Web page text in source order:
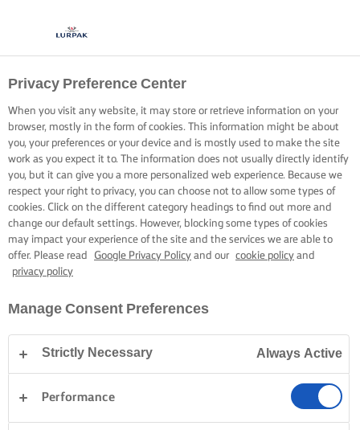
Privacy Preference Center
When you visit any website, it may store or retrieve information on your
browser, mostly in the form of cookies. This information might be about
you, your preferences or your device and is mostly used to make the site
work as you expect it to. The information does not usually directly identify
you, but it can give you a more personalized web experience. Because we
respect your right to privacy, you can choose not to allow some types of
cookies. Click on the different category headings to find out more and
change our default settings. However, blocking some types of cookies
may impact your experience of the site and the services we are able to
offer. Please read
Google Privacy Policy and our cookie policy and
privacy policy
Manage Consent Preferences
Strictly Necessary Always Active
Performance